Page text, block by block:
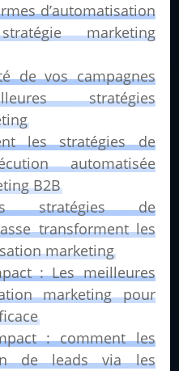
d’automatisation
marketing
de vos campagnes
stratégies
les stratégies de
automatisée
B2B
stratégies de
transforment les
marketing
: Les meilleures
marketing pour
: comment les
de leads via les